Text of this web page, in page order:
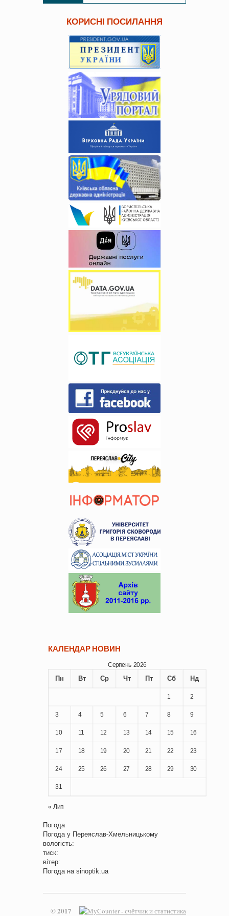
КОРИСНІ ПОСИЛАННЯ
КАЛЕНДАР НОВИН
Серпень 2026
Пн Вт Ср Чт Пт Сб Нд
1 2
3 4 5 6 7 8 9
10 11 12 13 14 15 16
17 18 19 20 21 22 23
24 25 26 27 28 29 30
31
« Лип
Погода
Погода у Переяслав-Хмельницькому
вологість:
тиск:
вітер:
Погода на sinoptik.ua
© 2017